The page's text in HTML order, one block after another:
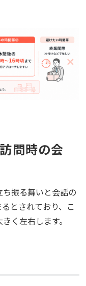
問時の会
振る舞いと会話の
とされており、こ
く左右します。